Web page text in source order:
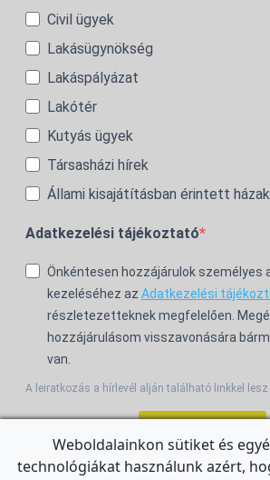
Civil ügyek
Lakásügynökség
Lakáspályázat
Lakótér
Kutyás ügyek
Társasházi hírek
Állami kisajátításban érintett
Adatkezelési tájékoztató
Önkéntesen hozzájárulok személyes
kezeléséhez az Adatkezelési
részletezetteknek megfelelően.
hozzájárulásom visszavonására
van.
A leiratkozás a hírlevél alján található linkkel lesz
Weboldalainkon sütiket és
technológiákat használunk azért,